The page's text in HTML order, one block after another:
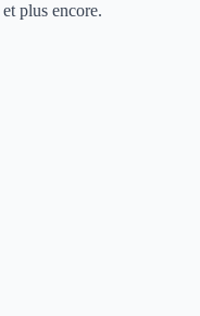
plus encore.